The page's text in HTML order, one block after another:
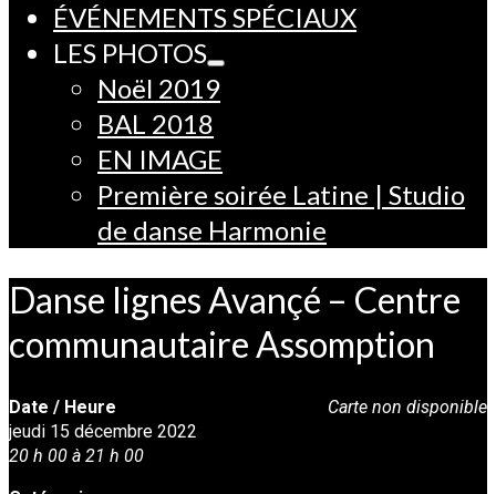
ÉVÉNEMENTS SPÉCIAUX
LES PHOTOS
Noël 2019
BAL 2018
EN IMAGE
Première soirée Latine | Studio
de danse Harmonie
Danse lignes Avançé – Centre
communautaire Assomption
Carte non disponible
Date / Heure
jeudi 15 décembre 2022
20 h 00 à 21 h 00